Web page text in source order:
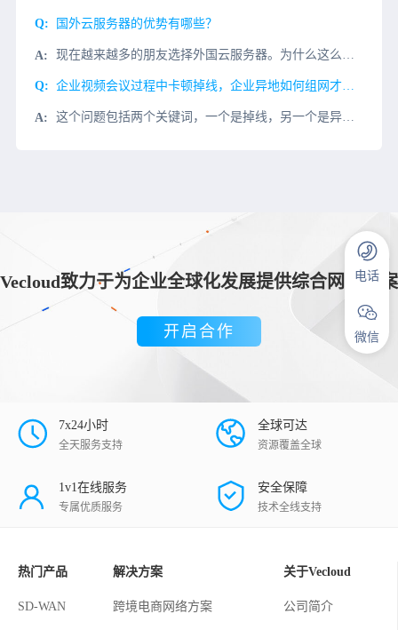
国外云服务器的优势有哪些？
企业视频会议过程中卡顿掉线，企业异地如何组网才能不卡？
这个问题包括两个关键词，一个是掉线，另一个是异地。解决这个问题也需要从这两个问题开始。掉线可能是链路的延迟和抖动，这将极大地影响体验。这种现象在异地的在线工作中更为常见。然后，企业网络需要打破区域限制
Vecloud致力于为企业全球化发展提供综合网络方案
开启合作
7x24小时
全天服务支持
全球可达
资源覆盖全球
1v1在线服务
专属优质服务
安全保障
技术全线支持
热门产品
SD-WAN
解决方案
跨境电商网络方案
关于Vecloud
公司简介
电话
微信